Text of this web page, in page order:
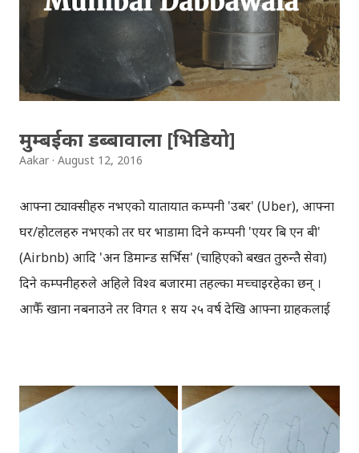
ग्राम स्‌ ले भनेजस्तै सजिलै चित्र कोर्न सकिन्छ । एकपटक अवश्य
मुम्बईका डब्बावाला [भिडियो]
Aakar August 12, 2016
आफ्ना ट्याक्सीहरु नभएको यातायात कम्पनी 'उबर' (Uber), आफ्ना
घर/होटलहरु नभएको तर घर भाडामा दिने कम्पनी 'एयर बि एन बी'
(Airbnb) आदि 'अन डिमान्ड सर्भिस' (चाहिएको बखत तुरुन्तै सेवा)
दिने कम्पनीहरुले अहिले विश्व बजारमा तहल्का मच्चाइरहेका छन् ।
आफैँ खाना नबनाउने तर विगत १ सय २५ वर्ष देखि आफ्ना ग्राहकलाई
डब्बावालाका डा. पवन अग्रवालको कुरा मान्ने हो भने, न त डब्बावालाहरु
पढे लेखेका छन्, न त प्रविधिकै उपयोग गर्छन् तर निरन्तर १ सय २५ वर्ष
देखि काम गरिरहेकाछन्, न त कहिले डब्बा साटिन्छन्, न त